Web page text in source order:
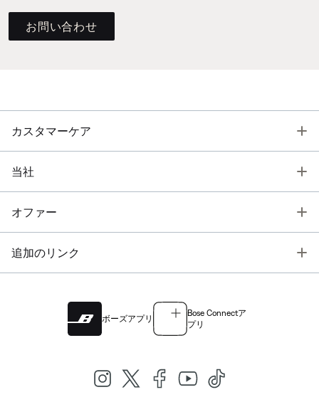
お問い合わせ
カスタマーケア
当社
オファー
追加のリンク
ボーズアプリ
Bose Connectア
プリ